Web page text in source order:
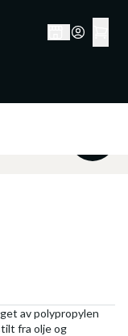
av polypropylen
fra olje og